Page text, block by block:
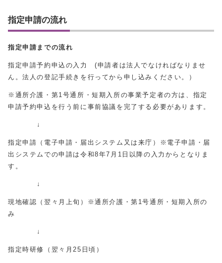
指定申請の流れ
指定申請までの流れ
指定申請予約申込の入力 (申請者は法人でなければなりませ
ん。法人の登記手続きを行ってから申し込みください。）
※通所介護・第1号通所・短期入所の事業予定者の方は、指定
申請予約申込を行う前に事前協議を完了する必要があります。
↓
指定申請（電子申請・届出システム又は来庁）※電子申請・届
出システムでの申請は令和8年7月1日以降の入力からとなりま
す。
↓
現地確認（翌々月上旬）※通所介護・第1号通所・短期入所の
み
↓
指定時研修（翌々月25日頃）